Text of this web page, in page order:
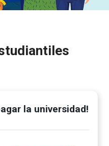
la universidad!